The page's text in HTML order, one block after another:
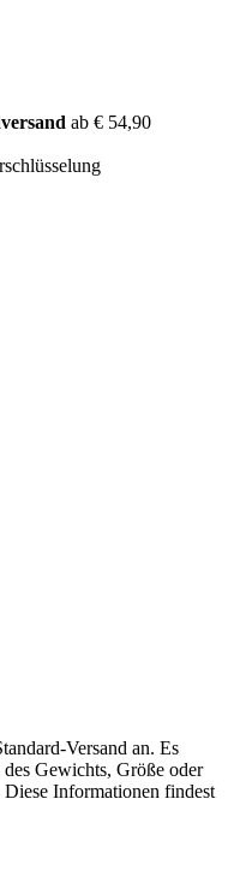
ab € 54,90
Versand an. Es
Gewichts, Größe oder
Diese Informationen findest